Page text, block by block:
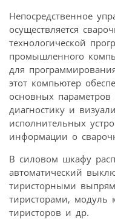
Непосредственное
осуществляется
технологической
промышленного
для
этот компьютер
основных параметров
диагностику и
исполнительных
информации о
В силовом шкафу
автоматический
тиристорными
тиристорами, модуль
тиристоров и др.